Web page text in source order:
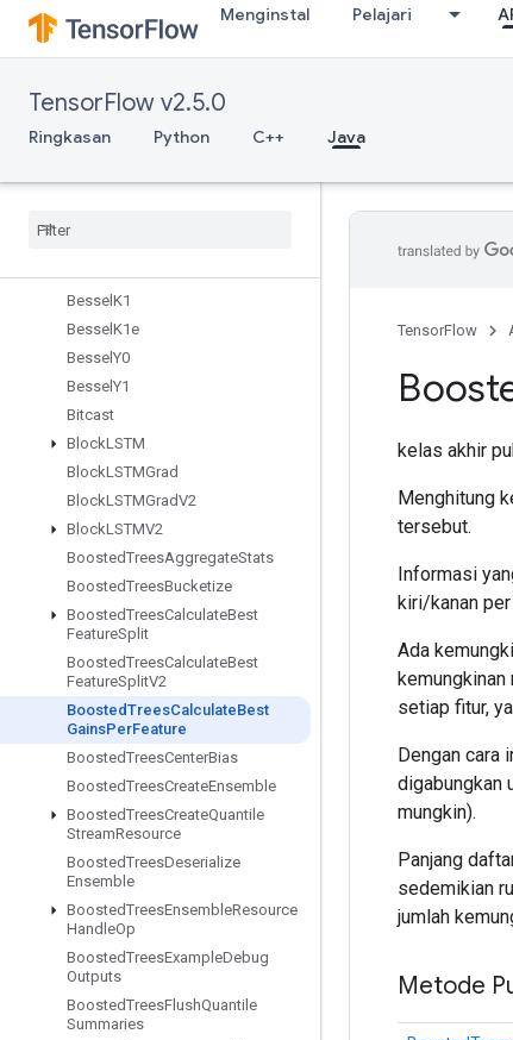
Menginstal Pelajari
TensorFlow v2.5.0
Ringkasan Python C++ Java
Batch
BatchMatMulV2
BatchToSpaceNd
BesselJ0
Bessel K1
Bessel K1e
Bessel Y0
Bessel Y1
Bitcast
BlockLSTM
BlockLSTMGrad
BlockLSTMGradV2
BlockLSTMV2
BoostedTreesAggregateStats
BoostedTreesBucketize
BoostedTreesCalculateBest
FeatureSplit
BoostedTreesCalculateBest
FeatureSplitV2
BoostedTreesCalculateBest
GainsPerFeature
BoostedTreesCenterBias
BoostedTreesCreateEnsemble
BoostedTreesCreateQuantile
StreamResource
BoostedTreesDeserialize
Ensemble
BoostedTreesEnsembleResource
HandleOp
BoostedTreesExampleDebug
Outputs
BoostedTreesFlushQuantile
Summaries
TensorFlow
kelas akhir
Menghitung
tersebut.
Informasi
kiri/kanan
Ada
setiap fitur,
Dengan cara
digabungkan
mungkin).
Panjang
sedemikian
jumlah
Metode